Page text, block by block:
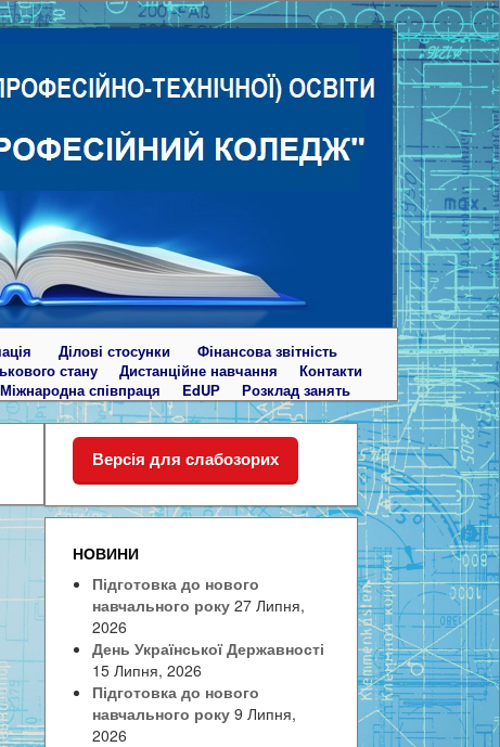
Ділові стосунки
Фінансова звітність
стану Дистанційне навчання
Контакти
Міжнародна співпраця EdUР Розклад занять
Версія для слабозорих
НОВИНИ
Підготовка до нового
навчального року 27 Липня,
2026
День Української Державності
15 Липня, 2026
Підготовка до нового
навчального року 9 Липня,
2026